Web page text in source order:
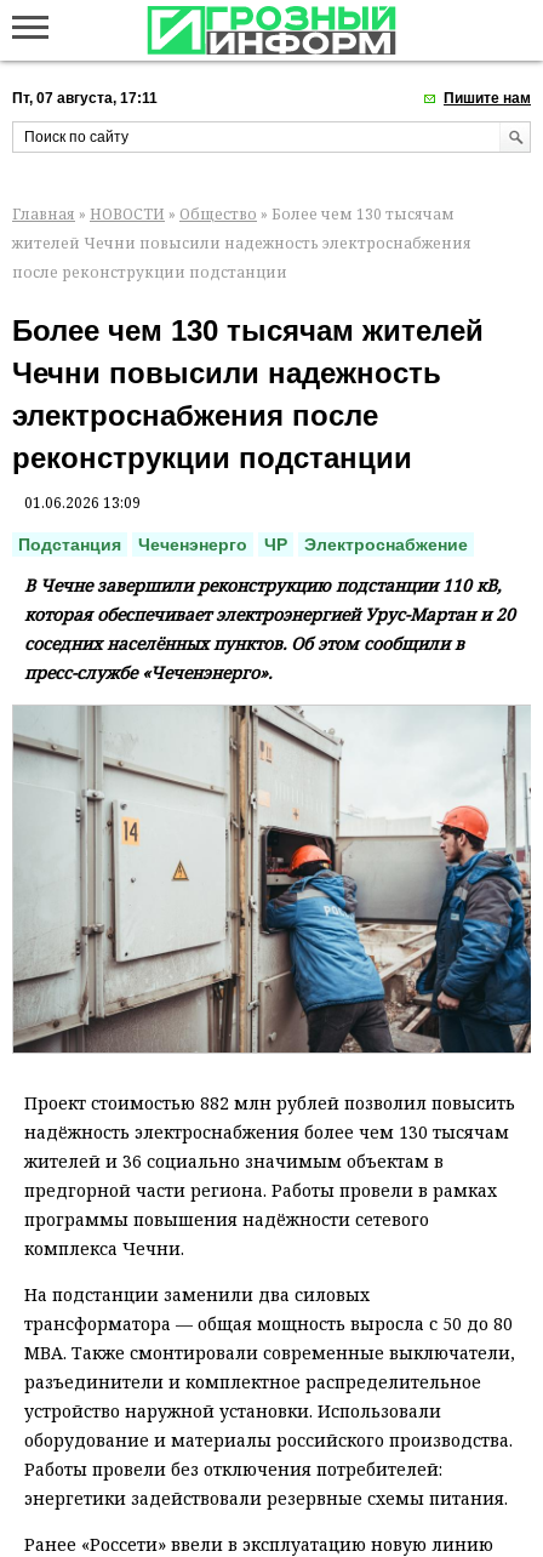
Пт, 07 августа, 17:11 Пишите нам
Главная » НОВОСТИ » Общество » Более чем 130 тысячам
жителей Чечни повысили надежность электроснабжения
после реконструкции подстанции
Более чем 130 тысячам жителей
Чечни повысили надежность
электроснабжения после
реконструкции подстанции
01.06.2026 13:09
Подстанция Чеченэнерго ЧР Электроснабжение
В Чечне завершили реконструкцию подстанции 110 кВ,
которая обеспечивает электроэнергией Урус-Мартан и 20
соседних населённых пунктов. Об этом сообщили в
пресс-службе «Чеченэнерго».
Проект стоимостью 882 млн рублей позволил повысить
надёжность электроснабжения более чем 130 тысячам
жителей и 36 социально значимым объектам в
предгорной части региона. Работы провели в рамках
программы повышения надёжности сетевого
комплекса Чечни.
На подстанции заменили два силовых
трансформатора — общая мощность выросла с 50 до 80
МВА. Также смонтировали современные выключатели,
разъединители и комплектное распределительное
устройство наружной установки. Использовали
оборудование и материалы российского производства.
Работы провели без отключения потребителей:
энергетики задействовали резервные схемы питания.
Ранее «Россети» ввели в эксплуатацию новую линию